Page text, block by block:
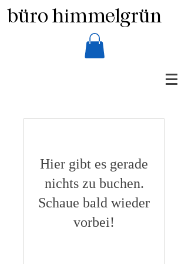
büro himmelgrün
Hier gibt es gerade
nichts zu buchen.
Schaue bald wieder
vorbei!